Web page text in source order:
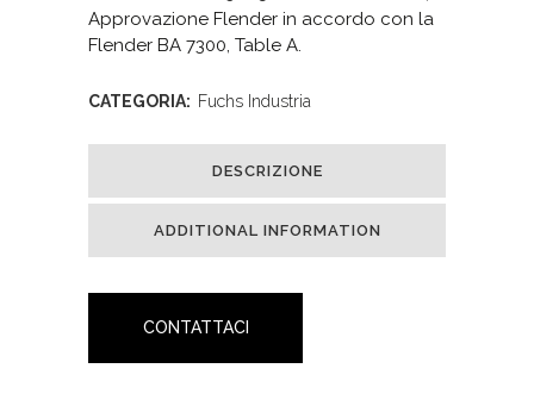
Approvazione Flender in accordo con la
Flender BA 7300, Table A.
CATEGORIA: Fuchs Industria
DESCRIZIONE
ADDITIONAL INFORMATION
CONTATTACI